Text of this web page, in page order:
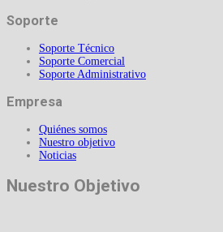
Soporte
Soporte Técnico
Soporte Comercial
Soporte Administrativo
Empresa
Quiénes somos
Nuestro objetivo
Noticias
Nuestro Objetivo